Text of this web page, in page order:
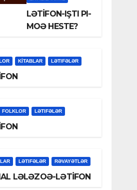
LƏTİFON-IŞTI PI-
MOƏ HESTE?
KİTABLAR LƏTIFƏLƏR
FOLKLOR LƏTIFƏLƏR
LƏTIFƏLƏR RƏVAYƏTLƏR
LƏLƏZOƏ-LƏTİFON